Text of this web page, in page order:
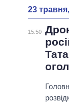
23
15:50